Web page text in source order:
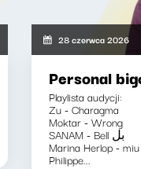
28 czerwca 2026
Personal
Playlista audycji:
Zu - Charagma
Moktar - Wrong
SANAM - Bell بل
Marina Herlop - miu
Philippe...